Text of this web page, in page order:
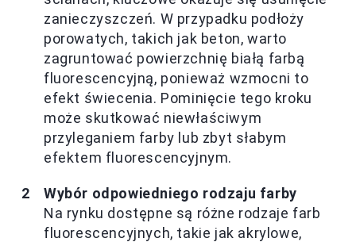
zanieczyszczeń. W przypadku podłoży
porowatych, takich jak beton, warto
zagruntować powierzchnię białą farbą
fluorescencyjną, ponieważ wzmocni to
efekt świecenia. Pominięcie tego kroku
może skutkować niewłaściwym
przyleganiem farby lub zbyt słabym
efektem fluorescencyjnym.
Wybór odpowiedniego rodzaju farby
Na rynku dostępne są różne rodzaje farb
fluorescencyjnych, takie jak akrylowe,